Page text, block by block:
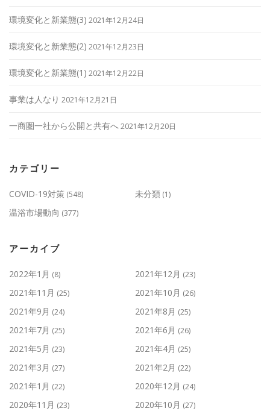
環境変化と新業態(3) 2021年12月24日
環境変化と新業態(2) 2021年12月23日
環境変化と新業態(1) 2021年12月22日
事業は人なり 2021年12月21日
一商圏一社から公開と共有へ2021年12月20日
カテゴリー
COVID-19対策 (548) 未分類 (1)
温浴市場動向 (377)
アーカイブ
2022年1月 (8) 2021年12月 (23)
2021年11月 (25) 2021年10月 (26)
2021年9月 (24) 2021年8月 (25)
2021年7月 (25) 2021年6月 (26)
2021年5月 (23) 2021年4月 (25)
2021年3月 (27) 2021年2月 (22)
2021年1月 (22) 2020年12月 (24)
2020年11月 (23) 2020年10月 (27)